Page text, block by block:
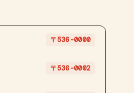
〒536-0000
〒536-0002